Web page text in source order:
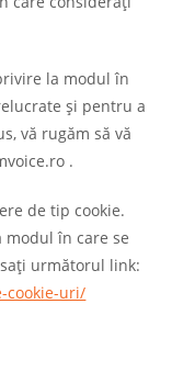
la modul în
și pentru a
vă rugăm să vă
.
de tip cookie.
în care se
următorul link:
cookie-uri/